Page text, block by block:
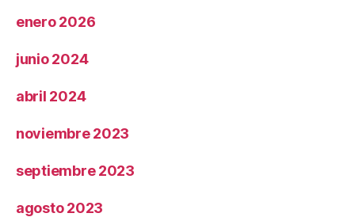
enero 2026
junio 2024
abril 2024
noviembre 2023
septiembre 2023
agosto 2023